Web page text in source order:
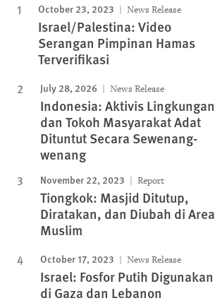
October 23, 2023 News Release
Israel/Palestina: Video
Serangan Pimpinan Hamas
Terverifikasi
July 28, 2026 News Release
Indonesia: Aktivis Lingkungan
dan Tokoh Masyarakat Adat
Dituntut Secara Sewenang-
wenang
November 22, 2023 Report
Tiongkok: Masjid Ditutup,
Diratakan, dan Diubah di Area
Muslim
October 17, 2023 News Release
Israel: Fosfor Putih Digunakan
di Gaza dan Lebanon